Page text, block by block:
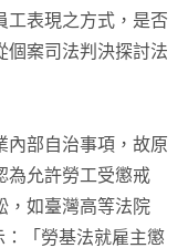
工表現之方式，是否
個案司法判決探討法
內部自治事項，故原
為允許勞工受懲戒
，如臺灣高等法院
「勞基法就雇主懲